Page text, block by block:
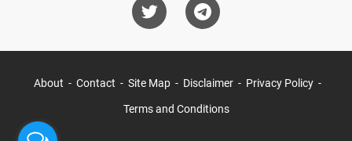
About Contact Site Map Disclaimer Privacy Policy
Terms and Conditions